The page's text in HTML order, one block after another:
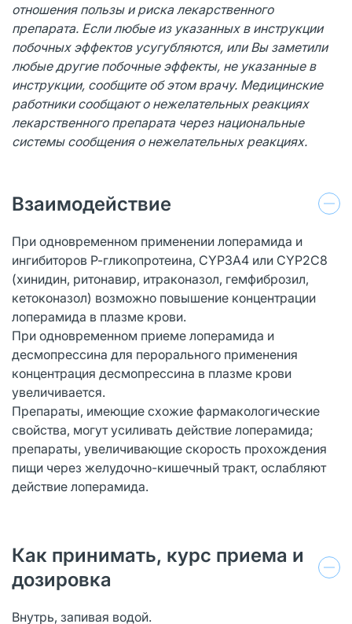
отношения пользы и риска лекарственного
препарата. Если любые из указанных в инструкции
побочных эффектов усугубляются, или Вы заметили
любые другие побочные эффекты, не указанные в
инструкции, сообщите об этом врачу. Медицинские
работники сообщают о нежелательных реакциях
лекарственного препарата через национальные
системы сообщения о нежелательных реакциях.
Взаимодействие
При одновременном применении лоперамида и
ингибиторов Р-гликопротеина, СYР3А4 или СYР2С8
(хинидин, ритонавир, итраконазол, гемфиброзил,
кетоконазол) возможно повышение концентрации
лоперамида в плазме крови.
При одновременном приеме лоперамида и
десмопрессина для перорального применения
концентрация десмопрессина в плазме крови
увеличивается.
Препараты, имеющие схожие фармакологические
свойства, могут усиливать действие лоперамида;
препараты, увеличивающие скорость прохождения
пищи через желудочно-кишечный тракт, ослабляют
действие лоперамида.
Как принимать, курс приема и
дозировка
Внутрь, запивая водой.